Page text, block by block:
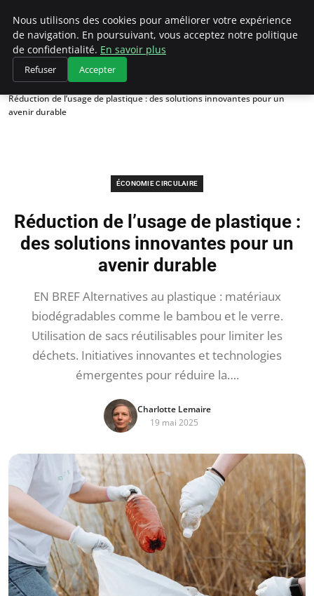
Climategatecountryclub.com
Accueil
Économie circulaire
Réduction de l’usage de plastique : des solutions innovantes pour un
avenir durable
ÉCONOMIE CIRCULAIRE
Réduction de l’usage de plastique :
des solutions innovantes pour un
avenir durable
EN BREF Alternatives au plastique : matériaux
biodégradables comme le bambou et le verre.
Utilisation de sacs réutilisables pour limiter les
déchets. Initiatives innovantes et technologies
émergentes pour réduire la….
Charlotte Lemaire
19 mai 2025
Nous utilisons des cookies pour améliorer votre expérience
de navigation. En poursuivant, vous acceptez notre politique
de confidentialité. En savoir plus
Refuser Accepter